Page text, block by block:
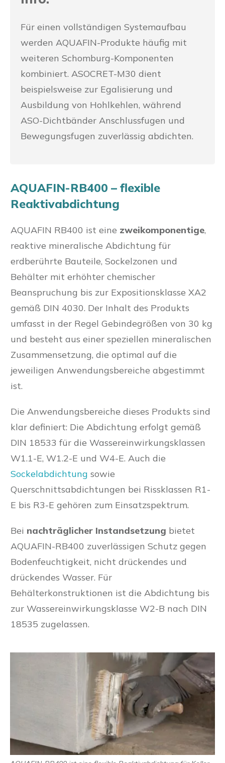
Für einen vollständigen Systemaufbau
werden AQUAFIN-Produkte häufig mit
weiteren Schomburg-Komponenten
kombiniert. ASOCRET-M30 dient
beispielsweise zur Egalisierung und
Ausbildung von Hohlkehlen, während
ASO-Dichtbänder Anschlussfugen und
Bewegungsfugen zuverlässig abdichten.
AQUAFIN-RB400 – flexible
Reaktivabdichtung
AQUAFIN RB400 ist eine zweikomponentige,
reaktive mineralische Abdichtung für
erdberührte Bauteile, Sockelzonen und
Behälter mit erhöhter chemischer
Beanspruchung bis zur Expositionsklasse XA2
gemäß DIN 4030. Der Inhalt des Produkts
umfasst in der Regel Gebindegrößen von 30 kg
und besteht aus einer speziellen mineralischen
Zusammensetzung, die optimal auf die
jeweiligen Anwendungsbereiche abgestimmt
ist.
Die Anwendungsbereiche dieses Produkts sind
klar definiert: Die Abdichtung erfolgt gemäß
DIN 18533 für die Wassereinwirkungsklassen
W1.1-E, W1.2-E und W4-E. Auch die
Sockelabdichtung sowie
Querschnittsabdichtungen bei Rissklassen R1-
E bis R3-E gehören zum Einsatzspektrum.
Bei nachträglicher Instandsetzung bietet
AQUAFIN-RB400 zuverlässigen Schutz gegen
Bodenfeuchtigkeit, nicht drückendes und
drückendes Wasser. Für
Behälterkonstruktionen ist die Abdichtung bis
zur Wassereinwirkungsklasse W2-B nach DIN
18535 zugelassen.